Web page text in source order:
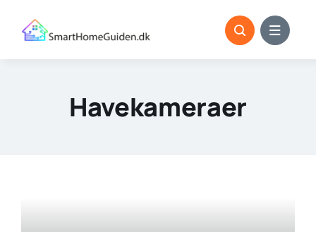
Havekameraer